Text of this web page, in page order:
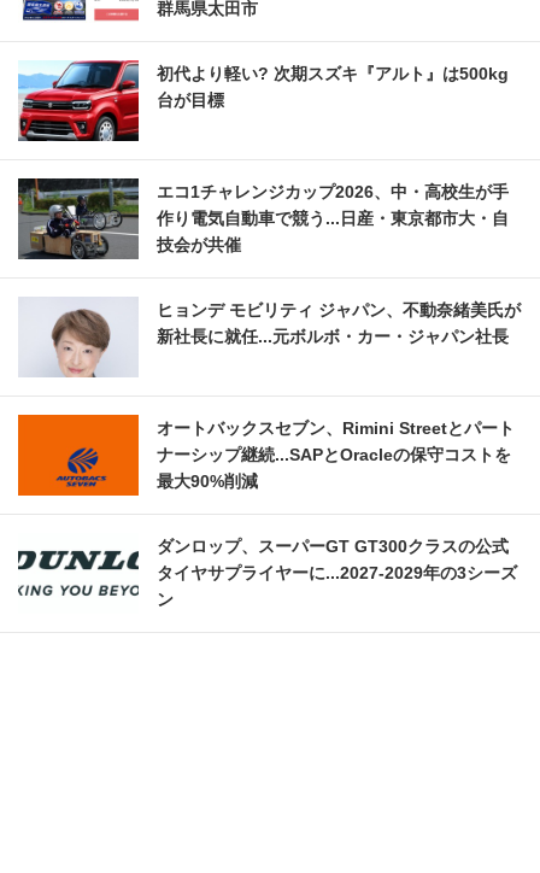
群馬県太田市
初代より軽い? 次期スズキ『アルト』は500kg
台が目標
エコ1チャレンジカップ2026、中・高校生が手
作り電気自動車で競う...日産・東京都市大・自
技会が共催
ヒョンデ モビリティ ジャパン、不動奈緒美氏が
新社長に就任...元ボルボ・カー・ジャパン社長
オートバックスセブン、Rimini Streetとパート
ナーシップ継続...SAPとOracleの保守コストを
最大90%削減
ダンロップ、スーパーGT GT300クラスの公式
タイヤサプライヤーに...2027‐2029年の3シーズ
ン